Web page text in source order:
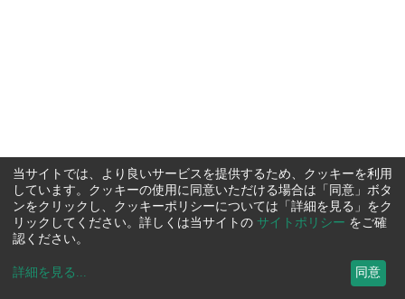
当サイトでは、より良いサービスを提供するため、クッキーを利用
しています。クッキーの使用に同意いただける場合は「同意」ボタ
ンをクリックし、クッキーポリシーについては「詳細を見る」をク
リックしてください。詳しくは当サイトの サイトポリシー をご確
認ください。
詳細を見る ... 同意